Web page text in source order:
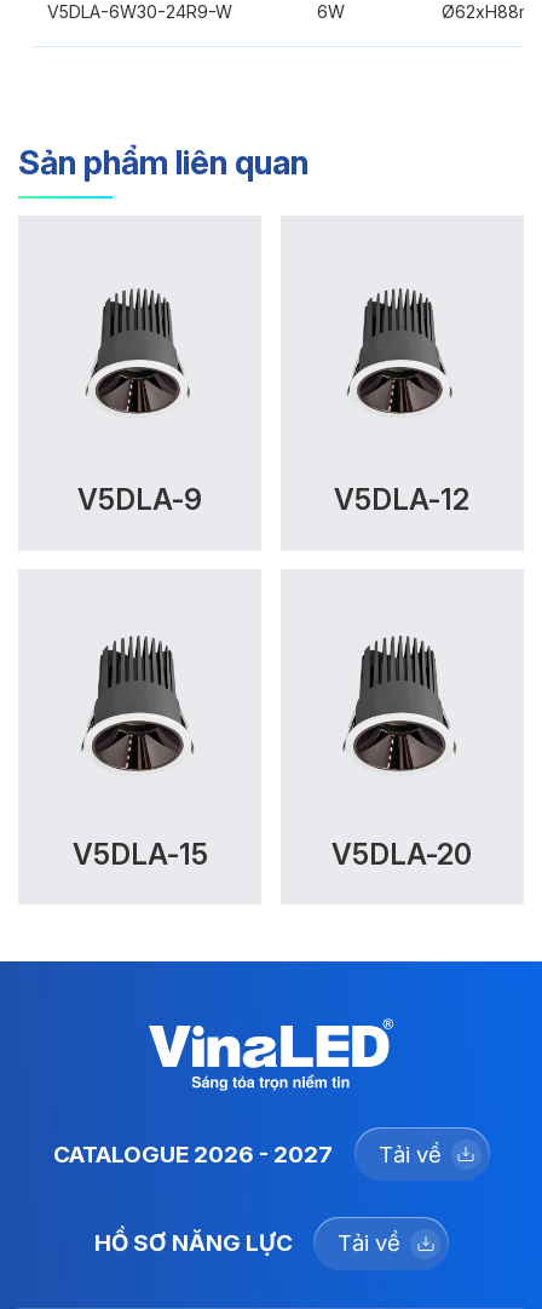
V5DLA-6W30-24R9-W 6W
Sản phẩm liên quan
V5DLA-9 V5DLA-12
V5DLA-15 V5DLA-20
CATALOGUE 2026 - 2027 Tải về
HỒ SƠ NĂNG LỰC Tải về